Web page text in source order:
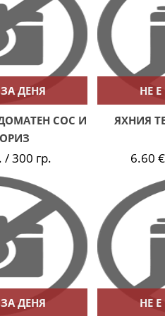
ДЕНЯ
СОС И
300 гр.
НЕ
ЯХНИЯ
6.60
ДЕНЯ НЕ